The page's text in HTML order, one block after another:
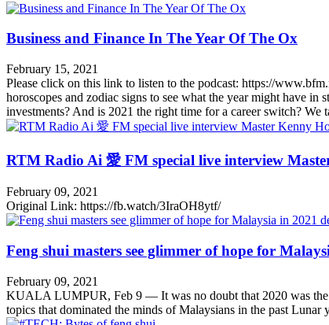
Business and Finance In The Year Of The Ox
February 15, 2021
Please click on this link to listen to the podcast: https://
horoscopes and zodiac signs to see what the year might have
investments? And is 2021 the right time for a career switch?
RTM Radio Ai 愛 FM special live interview
February 09, 2021
Original Link: https://fb.watch/3IraOH8ytf/
Feng shui masters see glimmer of hope for
February 09, 2021
KUALA LUMPUR, Feb 9 ― It was no doubt that 2020 was the
topics that dominated the minds of Malaysians in the past